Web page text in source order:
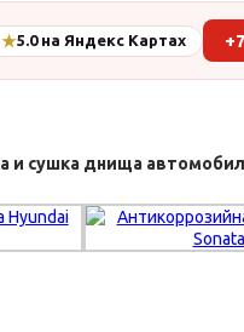
★5.0 на Яндекс Картах
и сушка днища